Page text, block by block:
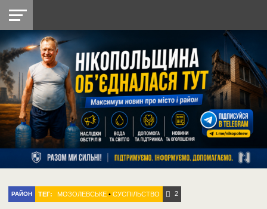
НІКОПОЛЬ
РАЙОН
СІЧЕСЛАВСЬКА
УКРАЇНА
РЕТРО
НІКОПОЛЬ
ЛАЙТ
УКРАЇНА
ДОПОМОГА
РАДІО
РАЙОН ТЕГ: МОЗОЛЕВСЬКЕ •СУСПІЛЬСТВО 2